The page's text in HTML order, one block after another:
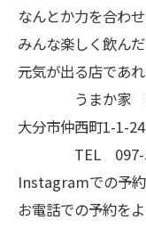
なんとか力を合わ
みんな楽しく飲ん
元気が出る店であ
うまか家 夢
大分市仲西町1-1-
TEL 097-
Instagramでの予
お電話での予約を